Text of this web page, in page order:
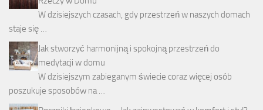
W dzisiejszych czasach, gdy przestrzeń w naszych domach
staje się …
Jak stworzyć harmonijną i spokojną przestrzeń do
medytacji w domu
W dzisiejszym zabieganym świecie coraz więcej osób
poszukuje sposobów na …